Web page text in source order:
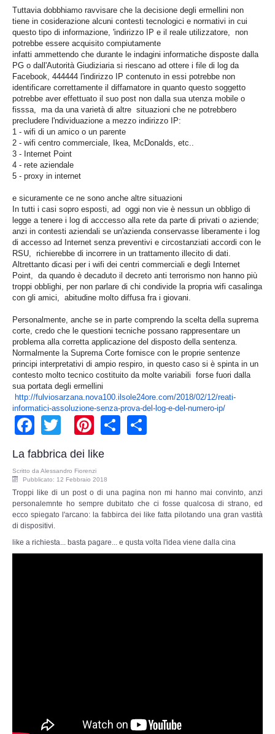
Copia/Acquisizione Forense Web
Indagini persone scomparse
Remote Digital Forensics
Acquisizione Forense remota
Sblocco PIN Smartphone
Recupero dati
CYBER SECURITY
Security Management
Risk Management
Log Management & SIEM
Vulnerability Assesment & Pen Test
BC & DR
Data Breach
A & C
Privacy & GDPR
Resp. Amministrativa dlsg 231
Tuttavia dobbhiamo ravvisare che la decisione degli ermellini non
tiene in cosiderazione alcuni contesti tecnologici e normativi in cui
questo tipo di informazione, 'indirizzo IP e il reale utilizzatore, non
potrebbe essere acquisito compiutamente
infatti ammettendo che durante le indagini informatiche disposte dalla
PG o dall'Autorità Giudiziaria si riescano ad ottere i file di log da
Facebook, 444444 l'indirizzo IP contenuto in essi potrebbe non
identificare correttamente il diffamatore in quanto questo soggetto
potrebbe aver effettuato il suo post non dalla sua utenza mobile o
fisssa, ma da una varietà di altre situazioni che ne potrebbero
precludere l'ndividuazione a mezzo indirizzo IP:
1 - wifi di un amico o un parente
2 - wifi centro commerciale, Ikea, McDonalds, etc..
3 - Internet Point
4 - rete aziendale
5 - proxy in internet
e sicuramente ce ne sono anche altre situazioni
In tutti i casi sopro esposti, ad oggi non vie è nessun un obbligo di
legge a tenere i log di acccesso alla rete da parte di privati o aziende;
anzi in contesti aziendali se un'azienda conservasse liberamente i log
di accesso ad Internet senza preventivi e circostanziati accordi con le
RSU, richierebbe di incorrere in un trattamento illecito di dati.
Altrettanto dicasi per i wifi dei centri commerciali e degli Internet
Point, da quando è decaduto il decreto anti terrorismo non hanno più
troppi obblighi, per non parlare di chi condivide la propria wifi casalinga
con gli amici, abitudine molto diffusa fra i giovani.
Personalmente, anche se in parte comprendo la scelta della suprema
corte, credo che le questioni tecniche possano rappresentare un
problema alla corretta applicazione del disposto della sentenza.
Normalmente la Suprema Corte fornisce con le proprie sentenze
principi interpretativi di ampio respiro, in questo caso si è spinta in un
contesto molto tecnico costituito da molte variabili forse fuori dalla
sua portata degli ermellini
http://fulviosarzana.nova100. ilsole24ore.com/2018/02/12/reati-
informatici-assoluzione-senza-prova-del-log-e-del-numero-ip/
Facebook
TwitterPinterest
Share
La fabbrica dei like
Scritto daAlessandro Fiorenzi
Pubblicato: 12 Febbraio 2018
Troppi like di un post o di una pagina non mi hanno mai convinto, anzi
personalemnte ho sempre dubitato che ci fosse qualcosa di strano, ed
ecco spiegato l'arcano: la fabbirca dei like fatta pilotando una gran vastità
di dispositivi.
like a richiesta... basta pagare... e qusta volta l'idea viene dalla cina